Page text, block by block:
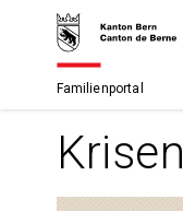
Familienportal
Krisen